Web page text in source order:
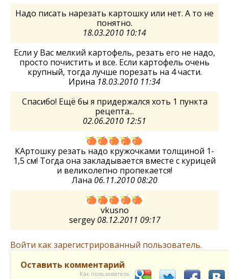
Надо писать нарезать картошку или нет. А то не
понятно.
18.03.2010 10:14
Если у Вас мелкий картофель, резать его не надо,
просто почистить и все. Если картофель очень
крупный, тогда лучше порезать на 4 части.
Ирина 18.03.2010 11:34
Спасибо! Ещё бы я придержался хоть 1 пункта
рецепта...
02.06.2010 12:51
КАртошку резать надо кружочками толщиной 1-
1,5 см! Тогда она закладывается вместе с курицей
и великолепно пропекается!
Лана 06.11.2010 08:20
vkusno
sergey 08.12.2011 09:17
Войти как зарегистрированный пользователь.
Оставить комментарий
Как пользователь